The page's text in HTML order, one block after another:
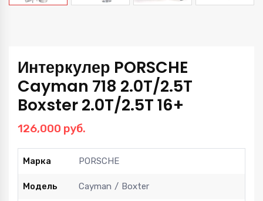
Интеркулер PORSCHE
Cayman 718 2.0T/2.5T
Boxster 2.0T/2.5T 16+
126,000 руб.
Марка PORSCHE
Модель Cayman Boxter